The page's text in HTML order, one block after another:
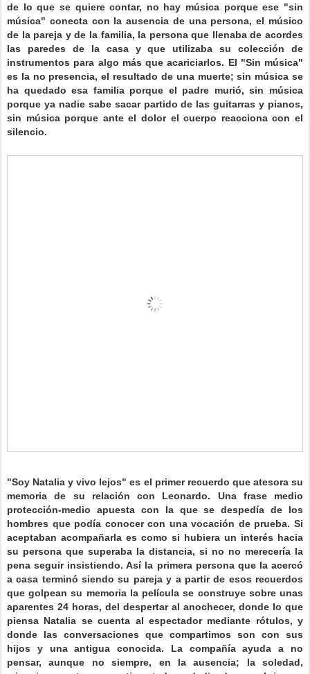
de lo que se quiere contar, no hay música porque ese "sin
música" conecta con la ausencia de una persona, el músico
de la pareja y de la familia, la persona que llenaba de acordes
las paredes de la casa y que utilizaba su colección de
instrumentos para algo más que acariciarlos. El "Sin música"
es la no presencia, el resultado de una muerte; sin música se
ha quedado esa familia porque el padre murió, sin música
porque ya nadie sabe sacar partido de las guitarras y pianos,
sin música porque ante el dolor el cuerpo reacciona con el
silencio.
"Soy Natalia y vivo lejos" es el primer recuerdo que atesora su
memoria de su relación con Leonardo. Una frase medio
protección-medio apuesta con la que se despedía de los
hombres que podía conocer con una vocación de prueba. Si
aceptaban acompañarla es como si hubiera un interés hacia
su persona que superaba la distancia, si no no merecería la
pena seguir insistiendo. Así la primera persona que la acercó
a casa terminó siendo su pareja y a partir de esos recuerdos
que golpean su memoria la película se construye sobre unas
aparentes 24 horas, del despertar al anochecer, donde lo que
piensa Natalia se cuenta al espectador mediante rótulos, y
donde las conversaciones que compartimos son con sus
hijos y una antigua conocida. La compañía ayuda a no
pensar, aunque no siempre, en la ausencia; la soledad,